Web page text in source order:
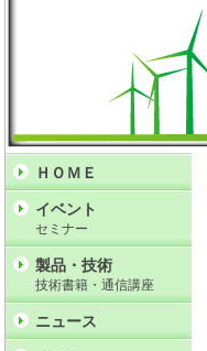
ＨＯＭＥ
イベント
セミナー
製品・技術
技術書籍・通信講座
ニュース